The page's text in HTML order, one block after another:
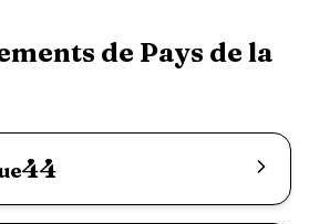
de Pays de la
44